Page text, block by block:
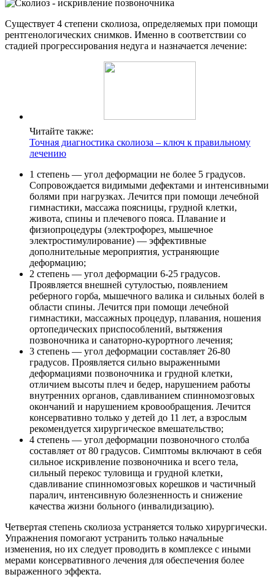
Существует 4 степени сколиоза, определяемых при помощи
рентгенологических снимков. Именно в соответствии со
стадией прогрессирования недуга и назначается лечение:
Читайте также:
Точная диагностика сколиоза – ключ к правильному
лечению
1 степень — угол деформации не более 5 градусов.
Сопровождается видимыми дефектами и интенсивными
болями при нагрузках. Лечится при помощи лечебной
гимнастики, массажа поясницы, грудной клетки,
живота, спины и плечевого пояса. Плавание и
физиопроцедуры (электрофорез, мышечное
электростимулирование) — эффективные
дополнительные мероприятия, устраняющие
деформацию;
2 степень — угол деформации 6-25 градусов.
Проявляется внешней сутулостью, появлением
реберного горба, мышечного валика и сильных болей в
области спины. Лечится при помощи лечебной
гимнастики, массажных процедур, плавания, ношения
ортопедических приспособлений, вытяжения
позвоночника и санаторно-курортного лечения;
3 степень — угол деформации составляет 26-80
градусов. Проявляется сильно выраженными
деформациями позвоночника и грудной клетки,
отличием высоты плеч и бедер, нарушением работы
внутренних органов, сдавливанием спинномозговых
окончаний и нарушением кровообращения. Лечится
консервативно только у детей до 11 лет, а взрослым
рекомендуется хирургическое вмешательство;
4 степень — угол деформации позвоночного столба
составляет от 80 градусов. Симптомы включают в себя
сильное искривление позвоночника и всего тела,
сильный перекос туловища и грудной клетки,
сдавливание спинномозговых корешков и частичный
паралич, интенсивную болезненность и снижение
качества жизни больного (инвалидизацию).
Четвертая степень сколиоза устраняется только хирургически.
Упражнения помогают устранить только начальные
изменения, но их следует проводить в комплексе с иными
мерами консервативного лечения для обеспечения более
выраженного эффекта.